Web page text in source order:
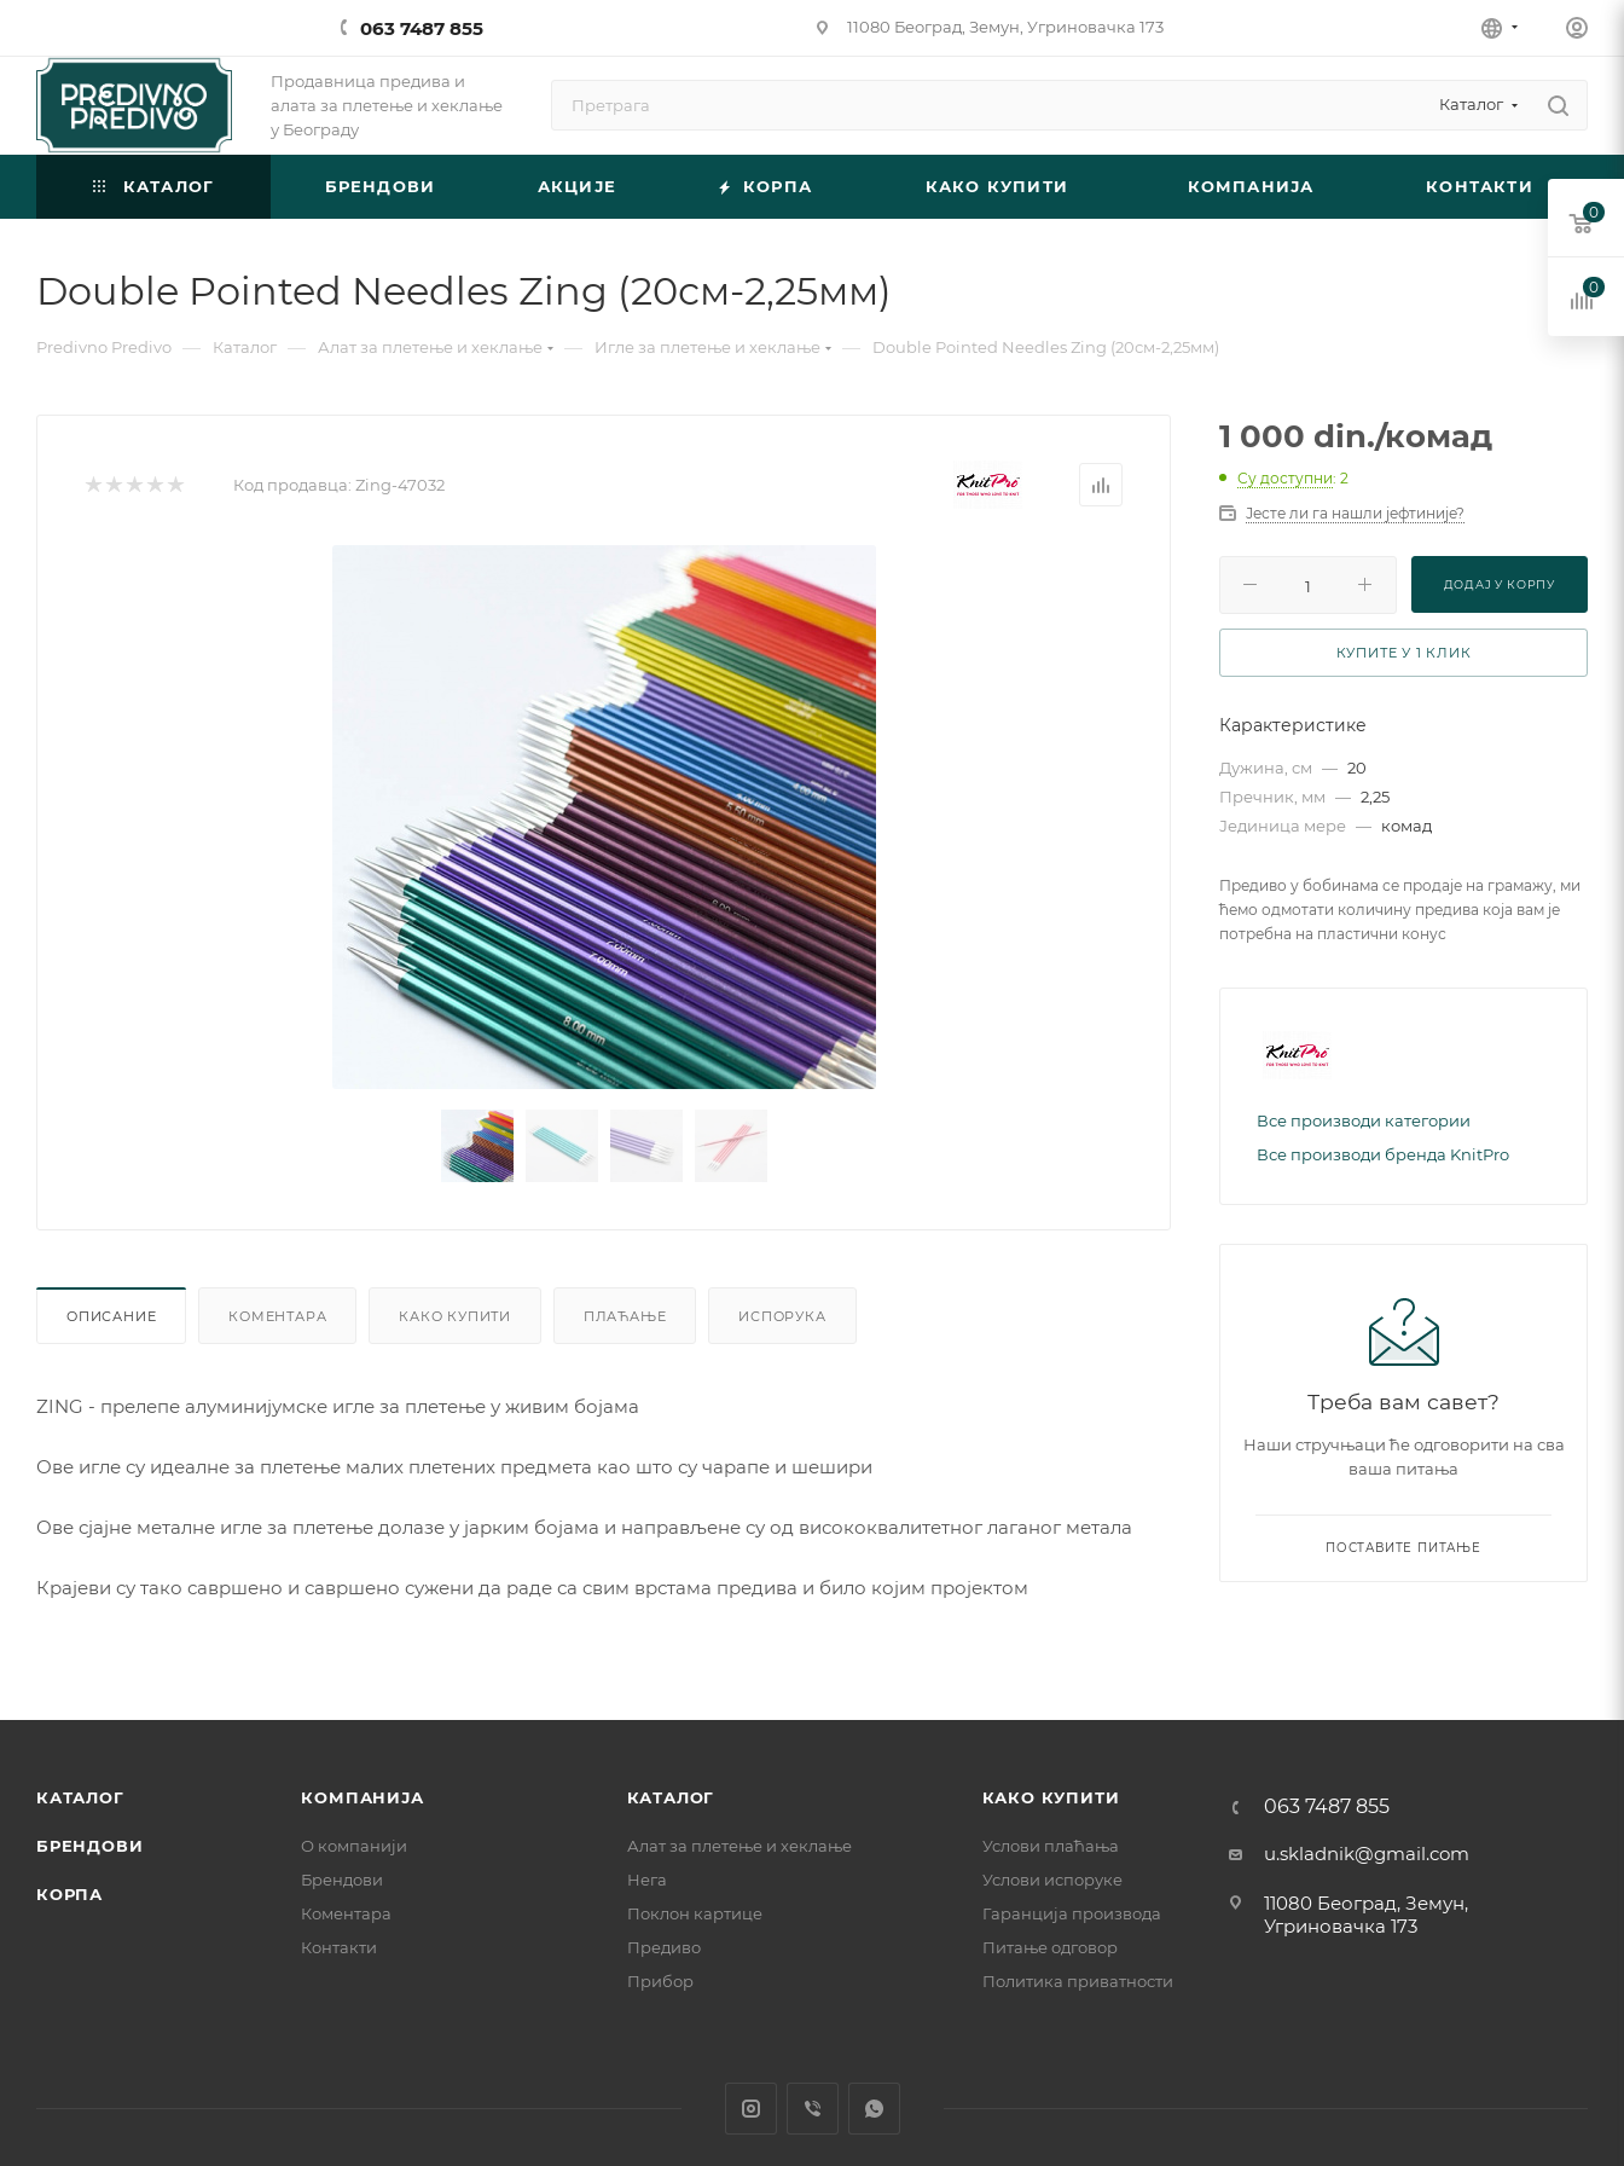
063 7487 855 11080 Београд, Земун, Угриновачка 173
Продавница предива и
алата за плетење и хеклање
у Београду
Каталог
КАТАЛОГ БРЕНДОВИ АКЦИЈЕ КОРПА КАКО КУПИТИ КОМПАНИЈА КОНТАКТИ
Double Pointed Needles Zing (20см-2,25мм)
Predivno Predivo — Каталог — Алат за плетење и хеклање — Игле за плетење и хеклање — Double Pointed Needles Zing (20см-2,25мм)
Код продавца: Zing-47032
ОПИСАНИЕ КОМЕНТАРА КАКО КУПИТИ ПЛАЋАЊЕ ИСПОРУКА
ZING - прелепе алуминијумске игле за плетење у живим бојама
Ове игле су идеалне за плетење малих плетених предмета као што су чарапе и шешири
Ове сјајне металне игле за плетење долазе у јарким бојама и направљене су од висококвалитетног лаганог метала
Крајеви су тако савршено и савршено сужени да раде са свим врстама предива и било којим пројектом
1 000 din./комад
Су доступни: 2
Јесте ли га нашли јефтиније?
ДОДАJ У КОРПУ
КУПИТЕ У 1 КЛИК
Карактеристике
Дужина, см — 20
Пречник, мм — 2,25
Јединица мере — комад
Предиво у бобинама се продаје на грамажу, ми
ћемо одмотати количину предива која вам је
потребна на пластични конус
Все производи категории
Все производи бренда KnitPro
Треба вам савет?
Наши стручњаци ће одговорити на сва
ваша питања
ПОСТАВИТЕ ПИТАЊЕ
КАТАЛОГ
БРЕНДОВИ
КОРПА
КОМПАНИЈА
О компанији
Брендови
Коментара
Контакти
КАТАЛОГ
Алат за плетење и хеклање
Нега
Поклон картице
Предиво
Прибор
КАКО КУПИТИ
Услови плаћања
Услови испоруке
Гаранција производа
Питање одговор
Политика приватности
063 7487 855
u.skladnik@gmail.com
11080 Београд, Земун,
Угриновачка 173
0
0